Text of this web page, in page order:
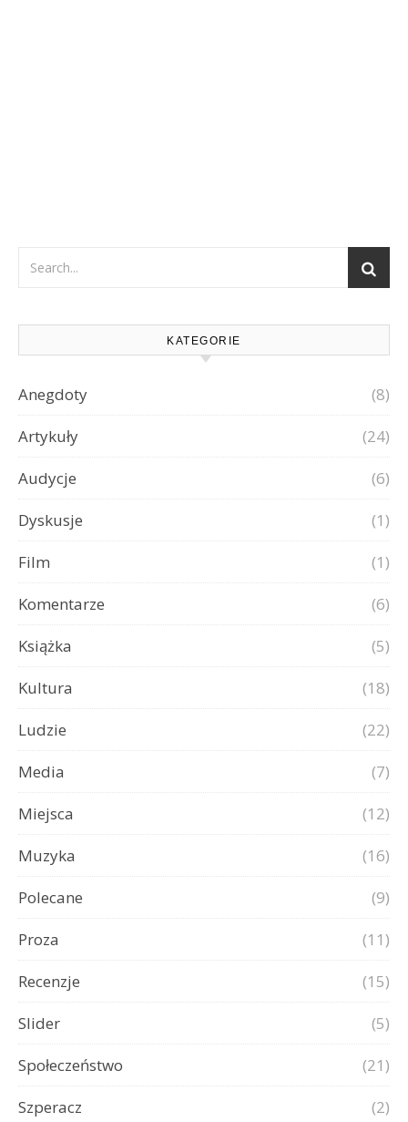
KATEGORIE
Anegdoty
(8)
Artykuły
(24)
Audycje
(6)
Dyskusje
(1)
Film
(1)
Komentarze
(6)
Książka
(5)
Kultura
(18)
Ludzie
(22)
Media
(7)
Miejsca
(12)
Muzyka
(16)
Polecane
(9)
Proza
(11)
Recenzje
(15)
Slider
(5)
Społeczeństwo
(21)
Szperacz
(2)